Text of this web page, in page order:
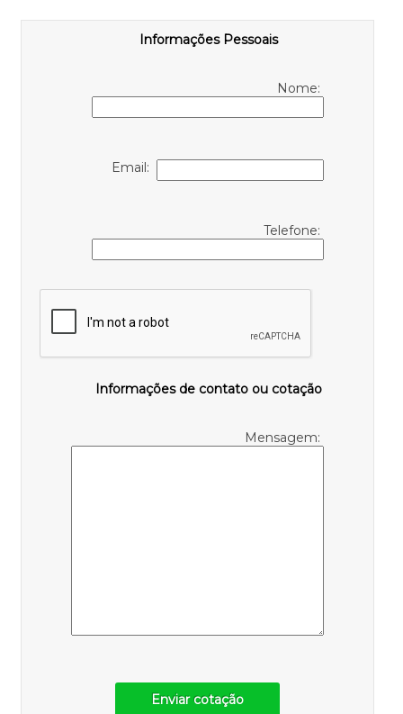
Informações Pessoais
Nome:
Email:
Telefone:
Informações de contato ou cotação
Mensagem:
Enviar cotação